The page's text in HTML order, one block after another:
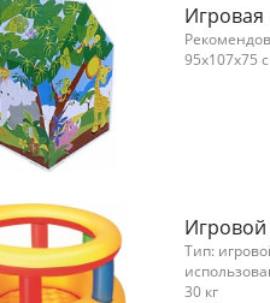
Игровая
95x107x75
Тип:
30 кг